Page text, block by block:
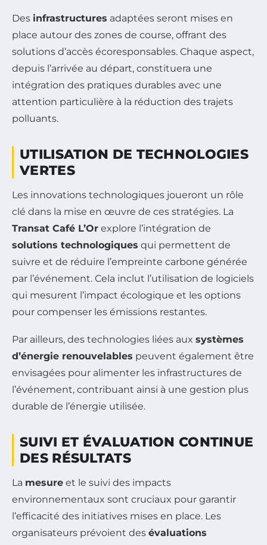
Des infrastructures adaptées seront mises en
place autour des zones de course, offrant des
solutions d’accès écoresponsables. Chaque aspect,
depuis l’arrivée au départ, constituera une
intégration des pratiques durables avec une
attention particulière à la réduction des trajets
polluants.
UTILISATION DE TECHNOLOGIES
VERTES
Les innovations technologiques joueront un rôle
clé dans la mise en œuvre de ces stratégies. La
Transat Café L’Or explore l’intégration de
solutions technologiques qui permettent de
suivre et de réduire l’empreinte carbone générée
par l’événement. Cela inclut l’utilisation de logiciels
qui mesurent l’impact écologique et les options
pour compenser les émissions restantes.
Par ailleurs, des technologies liées aux systèmes
d’énergie renouvelables peuvent également être
envisagées pour alimenter les infrastructures de
l’événement, contribuant ainsi à une gestion plus
durable de l’énergie utilisée.
SUIVI ET ÉVALUATION CONTINUE
DES RÉSULTATS
La mesure et le suivi des impacts
environnementaux sont cruciaux pour garantir
l’efficacité des initiatives mises en place. Les
organisateurs prévoient des évaluations